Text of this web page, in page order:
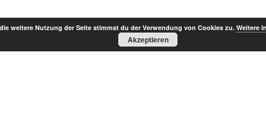
weitere Nutzung der Seite stimmst du der Verwendung von Cookies zu. Weitere
Akzeptieren